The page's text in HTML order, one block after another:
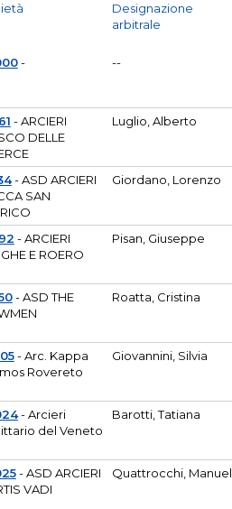
-
Designazione
arbitrale
--
- ARCIERI
DELLE
Luglio, Alberto
- ASD ARCIERI
SAN
Giordano, Lorenzo
- ARCIERI
E ROERO
Pisan, Giuseppe
- ASD THE
Roatta, Cristina
- Arc. Kappa
Rovereto
Giovannini, Silvia
- Arcieri
del Veneto
Barotti, Tatiana
- ASD ARCIERI
VADI
Quattrocchi, Manuel